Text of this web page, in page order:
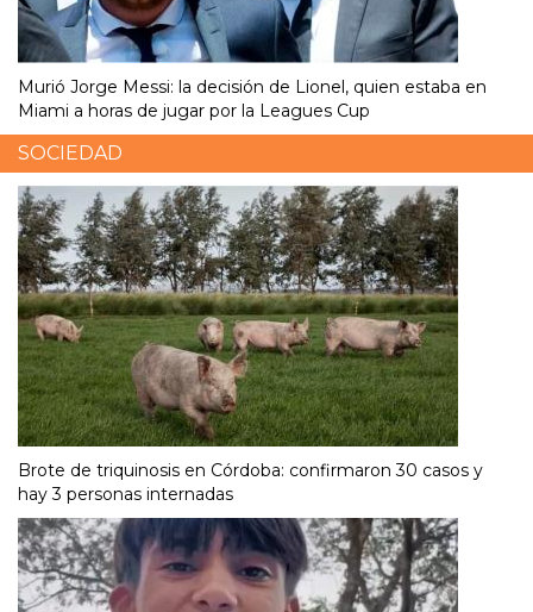
Murió Jorge Messi: la decisión de Lionel, quien estaba en
Miami a horas de jugar por la Leagues Cup
SOCIEDAD
Brote de triquinosis en Córdoba: confirmaron 30 casos y
hay 3 personas internadas